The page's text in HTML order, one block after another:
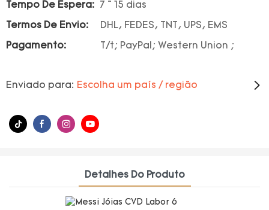
Tempo De Espera: 7 ~ 15 dias
Termos De Envio: DHL, FEDES, TNT, UPS, EMS
Pagamento: T/t; PayPal; Western Union ;
Enviado para: Escolha um país / região
Detalhes Do Produto